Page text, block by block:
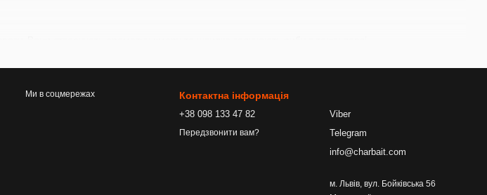
Ми в соцмережах Контактна інформація
+38 098 133 47 82
Передзвонити вам?
Viber
Telegram
info@charbait.com
м. Львів, вул. Бойківська 56